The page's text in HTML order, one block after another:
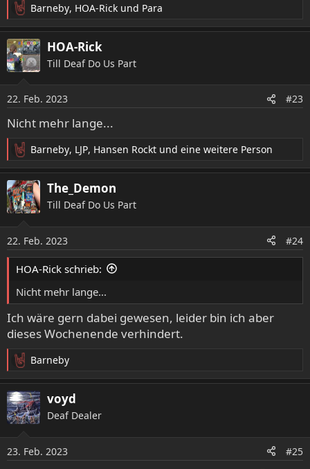
R
e
a
k
t
n
e
n
Barneby, HOA-Rick und Para
HOA-Rick
Till Deaf Do Us Part
22. Feb. 2023 #23
Nicht mehr lange...
R
e
a
k
t
n
e
n
Barneby, LJP, Hansen Rockt und eine weitere Person
The_Demon
Till Deaf Do Us Part
22. Feb. 2023 #24
HOA-Rick schrieb:
Nicht mehr lange...
Ich wäre gern dabei gewesen, leider bin ich aber
dieses Wochenende verhindert.
R
e
a
k
t
n
Barneby
voyd
Deaf Dealer
23. Feb. 2023 #25